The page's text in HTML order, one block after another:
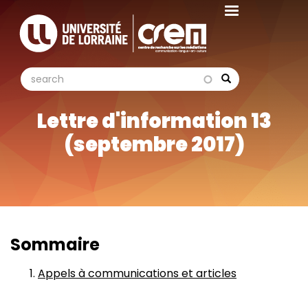
contenu
Search
search search
Lettre d'information 13
(septembre 2017)
Sommaire
Appels à communications et articles